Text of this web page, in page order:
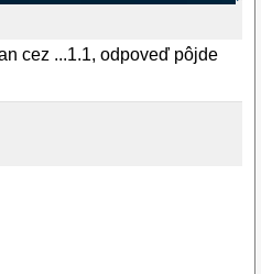
cez ...1.1, odpoveď pôjde